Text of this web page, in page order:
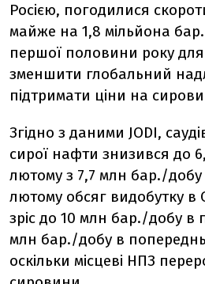
Росією, погодилися
майже на 1,8 мільйона
першої половини року
зменшити глобальний
підтримати ціни на
Згідно з даними JODI,
сирої нафти знизився до
лютому з 7,7 млн бар./добу
лютому обсяг видобутку в
зріс до 10 млн бар./добу в
млн бар./добу в
оскільки місцеві НПЗ